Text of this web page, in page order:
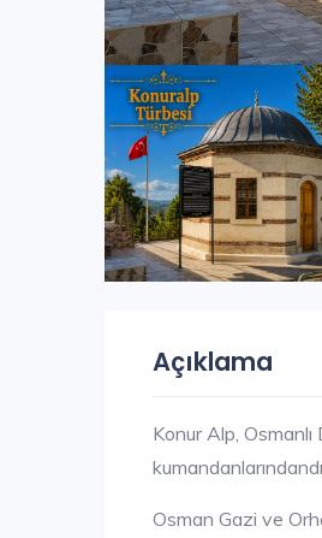
Açıklama
Konur Alp,
Osman Gazi ve